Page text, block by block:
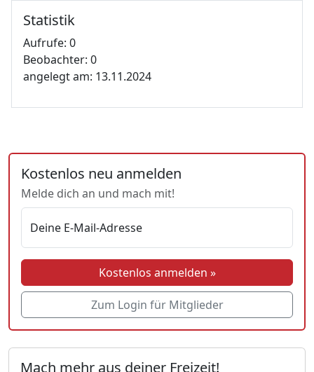
Statistik
Aufrufe: 0
Beobachter: 0
angelegt am: 13.11.2024
Kostenlos neu anmelden
Melde dich an und mach mit!
Deine E-Mail-Adresse
Kostenlos anmelden »
Zum Login für Mitglieder
Mach mehr aus deiner Freizeit!